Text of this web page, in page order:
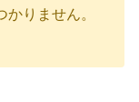
りません。